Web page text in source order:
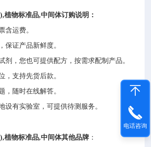
植物标准品,中间体订购说明：
含运费。
保证产品新鲜度。
剂，您也可提供配方，按需求配制产品。
，支持先货后款。
，随时在线解答。
设有实验室，可提供待测服务。
植物标准品,中间体其他品牌 ：
电话咨询